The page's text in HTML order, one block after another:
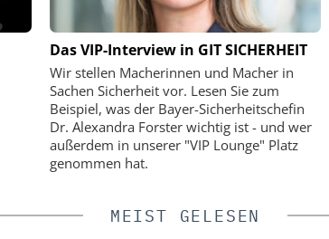
Das VIP-Interview in GIT SICHERHEIT
Wir stellen Macherinnen und Macher in
Sachen Sicherheit vor. Lesen Sie zum
Beispiel, was der Bayer-Sicherheitschefin
Dr. Alexandra Forster wichtig ist - und wer
außerdem in unserer "VIP Lounge" Platz
genommen hat.
HANWHA VISION EUROPE
KI-Videoüberwachung in der Logistik:
Wie Hanwha Vision Sicherheit,
Effizienz und Verlustprävention neu
definiert
MEIST GELESEN